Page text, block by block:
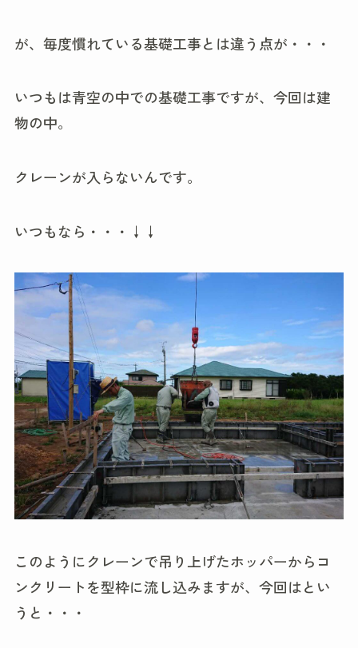
が、毎度慣れている基礎工事とは違う点が・・・
いつもは青空の中での基礎工事ですが、今回は建
物の中。
クレーンが入らないんです。
いつもなら・・・↓↓
このようにクレーンで吊り上げたホッパーからコ
ンクリートを型枠に流し込みますが、今回はとい
うと・・・